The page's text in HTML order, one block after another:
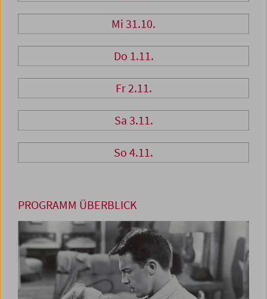
Mi 31.10.
Do 1.11.
Fr 2.11.
Sa 3.11.
So 4.11.
PROGRAMM ÜBERBLICK